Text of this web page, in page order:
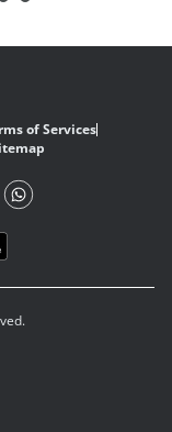
of Services